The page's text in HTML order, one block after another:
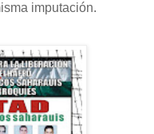
imputación.